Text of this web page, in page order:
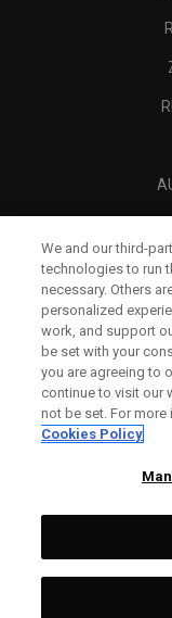
We and our third-
technologies to run
necessary. Others
personalized
work, and support
be set with your
you are agreeing to
continue to visit our
not be set. For
Cookies Policy